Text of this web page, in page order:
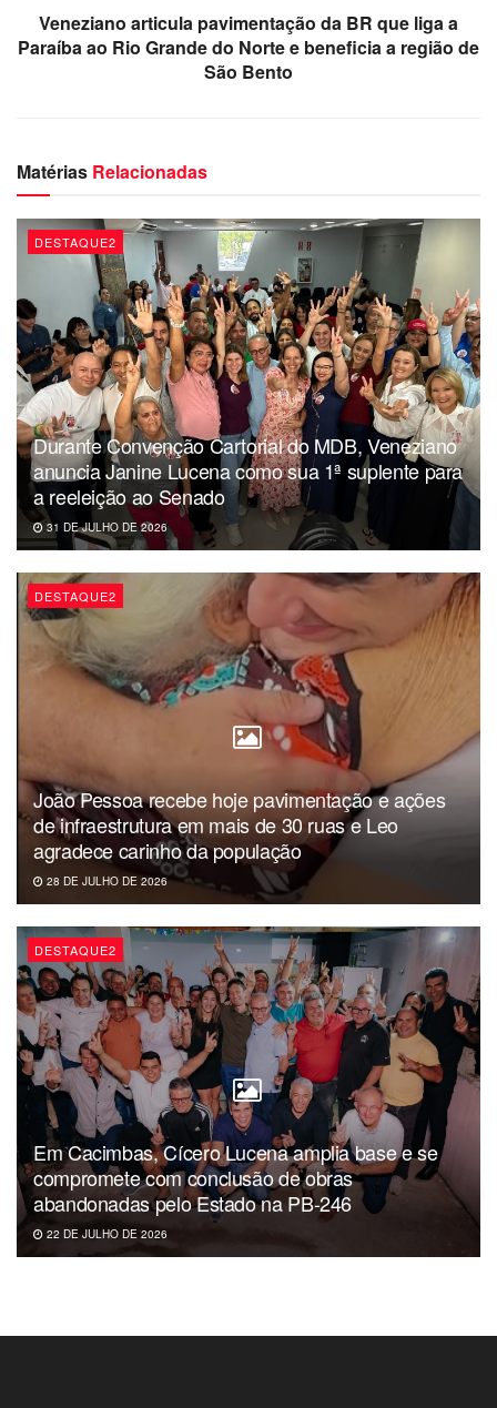
Veneziano articula pavimentação da BR que liga a
Paraíba ao Rio Grande do Norte e beneficia a região de
São Bento
Matérias Relacionadas
DESTAQUE2
Durante Convenção Cartorial do MDB, Veneziano
anuncia Janine Lucena como sua 1ª suplente para
a reeleição ao Senado
31 DE JULHO DE 2026
DESTAQUE2
João Pessoa recebe hoje pavimentação e ações
de infraestrutura em mais de 30 ruas e Leo
agradece carinho da população
28 DE JULHO DE 2026
DESTAQUE2
Em Cacimbas, Cícero Lucena amplia base e se
compromete com conclusão de obras
abandonadas pelo Estado na PB-246
22 DE JULHO DE 2026